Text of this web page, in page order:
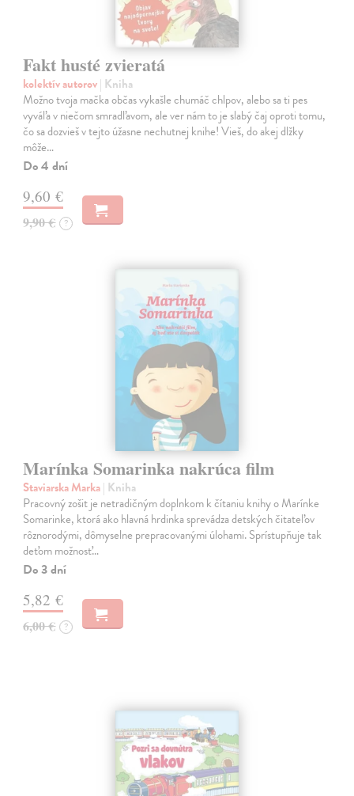
Fakt husté zvieratá
kolektív autorov| Kniha
Možno tvoja mačka občas vykašle chumáč chlpov, alebo sa ti pes
vyváľa v niečom smradľavom, ale ver nám to je slabý čaj oproti tomu,
čo sa dozvieš v tejto úžasne nechutnej knihe! Vieš, do akej dlžky
môže…
Do 4 dní
9,60 €
9,90 € ?
Marínka Somarinka nakrúca film
Staviarska Marka| Kniha
Pracovný zošit je netradičným doplnkom k čítaniu knihy o Marínke
Somarinke, ktorá ako hlavná hrdinka sprevádza detských čitateľov
rôznorodými, dômyselne prepracovanými úlohami. Sprístupňuje tak
deťom možnosť…
Do 3 dní
5,82 €
6,00 € ?